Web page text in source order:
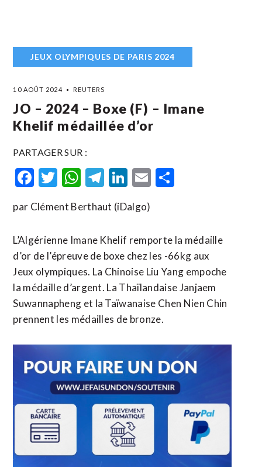
JEUX OLYMPIQUES DE PARIS 2024
10 AOÛT 2024 REUTERS
JO – 2024 – Boxe (F) – Imane
Khelif médaillée d’or
PARTAGER SUR :
Facebook
Twitter
WhatsApp
Telegram
LinkedIn
Email
par Clément Berthaut (iDalgo)
L’Algérienne Imane Khelif remporte la médaille
d’or de l’épreuve de boxe chez les -66kg aux
Jeux olympiques. La Chinoise Liu Yang empoche
la médaille d’argent. La Thaïlandaise Janjaem
Suwannapheng et la Taïwanaise Chen Nien Chin
prennent les médailles de bronze.